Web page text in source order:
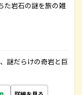
た岩石の謎を旅の雑
謎だらけの奇岩と巨